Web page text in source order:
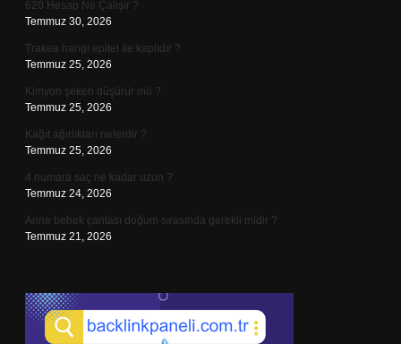
620 Hesap Ne Çalışır ?
Temmuz 30, 2026
Trakea hangi epitel ile kaplıdır ?
Temmuz 25, 2026
Kimyon şekeri düşürür mü ?
Temmuz 25, 2026
Kağıt ağırlıkları nelerdir ?
Temmuz 25, 2026
4 numara saç ne kadar uzun ?
Temmuz 24, 2026
Anne bebek çantası doğum sırasında gerekli midir ?
Temmuz 21, 2026